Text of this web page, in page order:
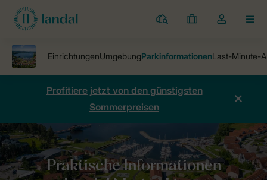
Ferienparks
Meine
Dropdown-
öffnen
Profitiere jetzt von den günstigsten
Sommerpreisen